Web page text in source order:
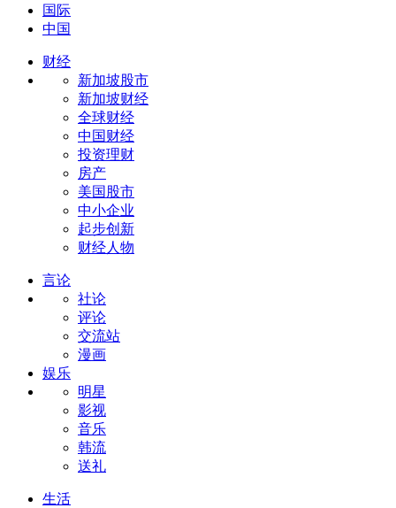
国际
中国
财经
新加坡股市
新加坡财经
全球财经
中国财经
投资理财
房产
美国股市
中小企业
起步创新
财经人物
言论
社论
评论
交流站
漫画
娱乐
明星
影视
音乐
韩流
送礼
生活